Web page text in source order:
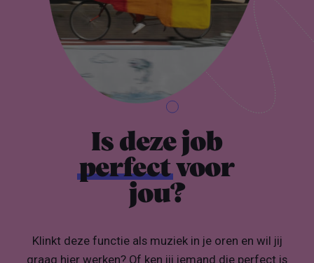
Is deze job
perfectvoor
jou?
Klinkt deze functie als muziek in je oren en wil jij
graag hier werken? Of ken jij iemand die perfect is